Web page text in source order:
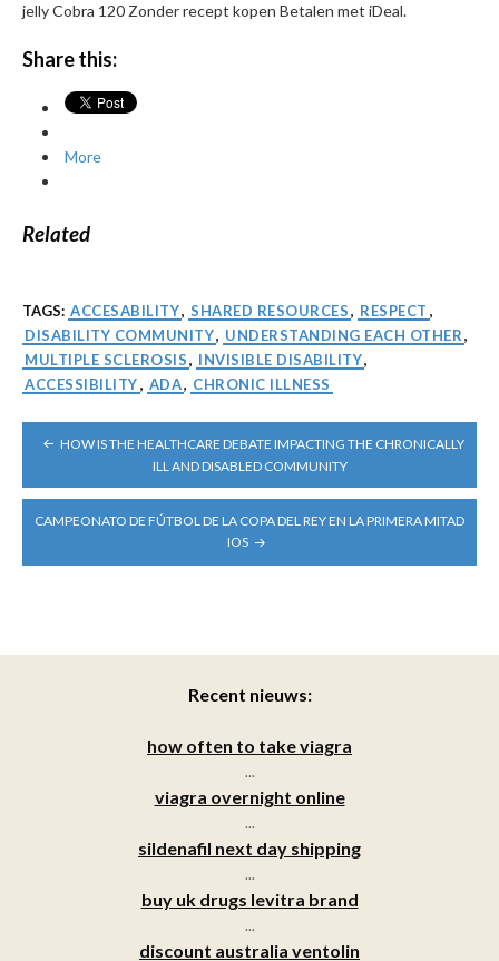
jelly Cobra 120 Zonder recept kopen Betalen met iDeal.
Share this:
More
Related
TAGS: ACCESABILITY, SHARED RESOURCES, RESPECT ,
DISABILITY COMMUNITY, UNDERSTANDING EACH OTHER,
MULTIPLE SCLEROSIS, INVISIBLE DISABILITY,
ACCESSIBILITY, ADA, CHRONIC ILLNESS
POST
NAVIGATION
HOW IS THE HEALTHCARE DEBATE IMPACTING THE CHRONICALLY
ILL AND DISABLED COMMUNITY
CAMPEONATO DE FÚTBOL DE LA COPA DEL REY EN LA PRIMERA MITAD
IOS
Recent nieuws:
how often to take viagra
...
viagra overnight online
...
sildenafil next day shipping
...
buy uk drugs levitra brand
...
discount australia ventolin